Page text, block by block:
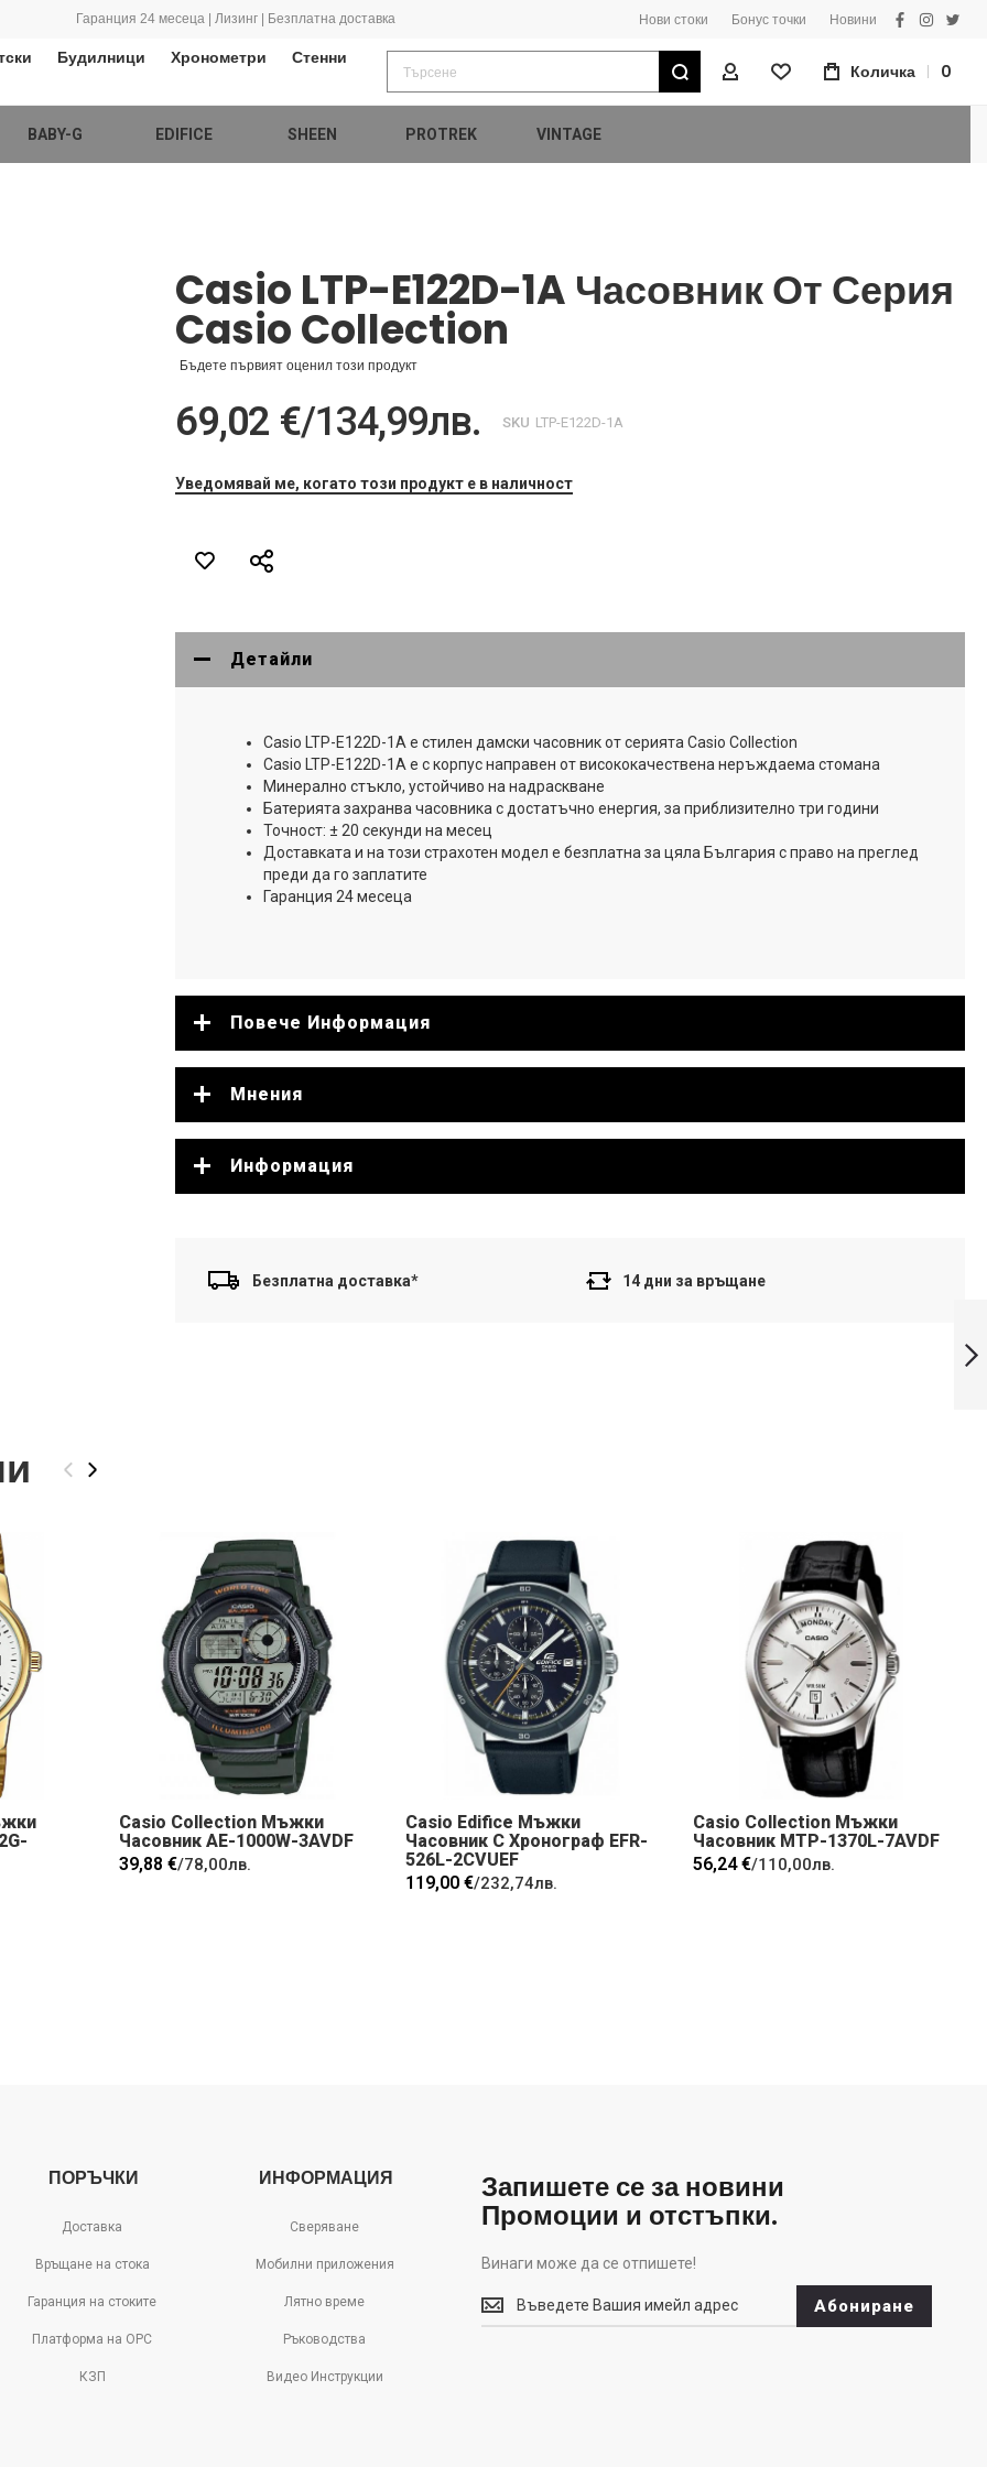
Гаранция 24 месеца | Лизинг | Безплатна доставка Нови стоки Бонус точки Новини
facebook
Будилници Хронометри
Стенни
Търсене
Моят ПрофилКоличка 0
BABY-G EDIFICE SHEEN PROTREK VINTAGE
Casio LTP-E122D-1A Часовник От Серия
Casio Collection
Бъдете първият оценил този продукт
69,02 €/134,99лв. SKU LTP-E122D-1A
Уведомявай ме, когато този продукт е в наличност
Детайли
Casio LTP-E122D-1A е стилен дамски часовник от серията Casio Collection
Casio LTP-E122D-1A е с корпус направен от висококачествена неръждаема стомана
Минерално стъкло, устойчиво на надраскване
Батерията захранва часовника с достатъчно енергия, за приблизително три години
Точност: ± 20 секунди на месец
Доставката и на този страхотен модел е безплатна за цяла България с право на преглед
преди да го заплатите
Гаранция 24 месеца
Повече Информация
Мнения
Информация
Безплатна доставка* 14 дни за връщане
‹ ›
Casio Collection Мъжки
Часовник AE-1000W-3AVDF
39,88 €/78,00лв.
Casio Edifice Мъжки
Часовник С Хронограф EFR-
526L-2CVUEF
119,00 €/232,74лв.
Casio Collection Мъжки
Часовник MTP-1370L-7AVDF
56,24 €/110,00лв.
Запишете се за новини
Промоции и отстъпки.
Винаги може да се отпишете!
Винаги
може
Абониране
ПОРЪЧКИ
Доставка
Връщане на стока
Гаранция на стоките
Платформа на ОРС
КЗП
ИНФОРМАЦИЯ
Сверяване
Мобилни приложения
Лятно време
Ръководства
Видео Инструкции